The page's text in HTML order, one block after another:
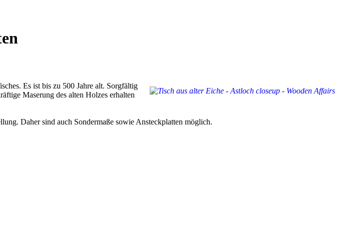
Es ist bis zu 500 Jahre alt. Sorgfältig
Maserung des alten Holzes erhalten
Daher sind auch Sondermaße sowie Ansteckplatten möglich.